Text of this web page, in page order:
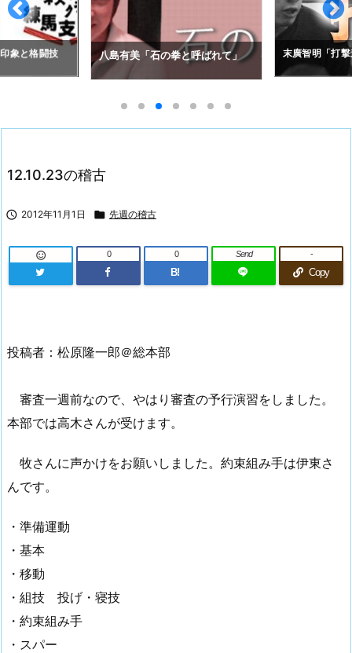
象と格闘技 八島有美「石の拳と呼ばれて」 末廣智明「打
12.10.23の稽古
 2012年11月1日  先週の稽古
 0
B!
0 Send
Copy
-
投稿者：松原隆一郎＠総本部
審査一週前なので、やはり審査の予行演習をしました。
本部では高木さんが受けます。
牧さんに声かけをお願いしました。約束組み手は伊東さ
んです。
・準備運動
・基本
・移動
・組技 投げ・寝技
・約束組み手
・スパー